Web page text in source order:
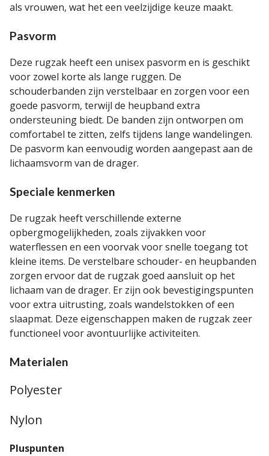
als vrouwen, wat het een veelzijdige keuze maakt.
Pasvorm
Deze rugzak heeft een unisex pasvorm en is geschikt
voor zowel korte als lange ruggen. De
schouderbanden zijn verstelbaar en zorgen voor een
goede pasvorm, terwijl de heupband extra
ondersteuning biedt. De banden zijn ontworpen om
comfortabel te zitten, zelfs tijdens lange wandelingen.
De pasvorm kan eenvoudig worden aangepast aan de
lichaamsvorm van de drager.
Speciale kenmerken
De rugzak heeft verschillende externe
opbergmogelijkheden, zoals zijvakken voor
waterflessen en een voorvak voor snelle toegang tot
kleine items. De verstelbare schouder- en heupbanden
zorgen ervoor dat de rugzak goed aansluit op het
lichaam van de drager. Er zijn ook bevestigingspunten
voor extra uitrusting, zoals wandelstokken of een
slaapmat. Deze eigenschappen maken de rugzak zeer
functioneel voor avontuurlijke activiteiten.
Materialen
Polyester
Nylon
Pluspunten